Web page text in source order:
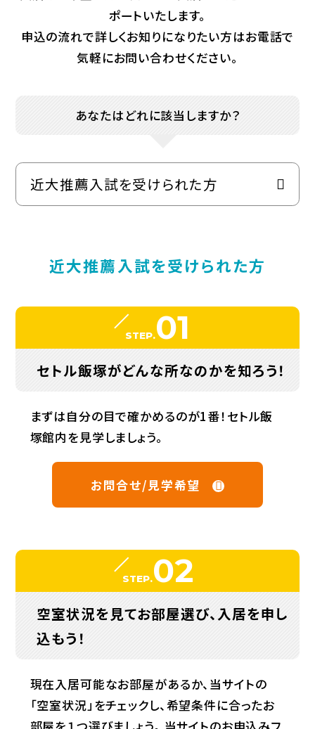
ポートいたします。
申込の流れで詳しくお知りになりたい方はお電話で
気軽にお問い合わせください。
あなたはどれに該当しますか？
近大推薦入試を受けられた方
STEP.01
セトル飯塚がどんな所なのかを知ろう！
まずは自分の目で確かめるのが1番！セトル飯
塚館内を見学しましょう。
お問合せ/見学希望
STEP.02
空室状況を見てお部屋選び、入居を申し
込もう！
現在入居可能なお部屋があるか、当サイトの
「空室状況」をチェックし、希望条件に合ったお